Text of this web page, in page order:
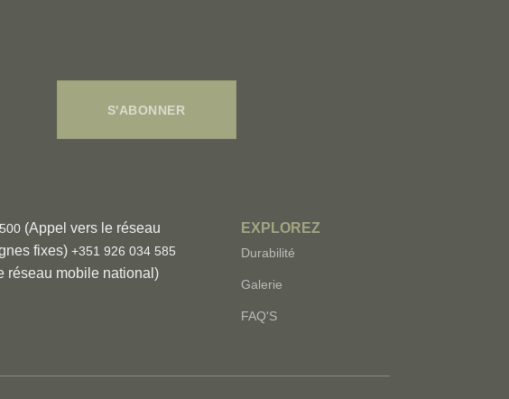
S'ABONNER
(Appel vers le réseau
fixes) +351 926 034 585
réseau mobile national)
EXPLOREZ
Durabilité
Galerie
FAQ'S